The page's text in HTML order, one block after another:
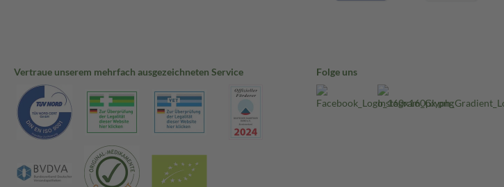
Vertraue unserem mehrfach ausgezeichneten Service Folge uns